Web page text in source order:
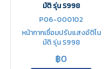
มัติ รุ่น S998
P06-000102
หน้ากากเชื่อมปรับแสงอัติโน
มัติ รุ่น S998
฿0